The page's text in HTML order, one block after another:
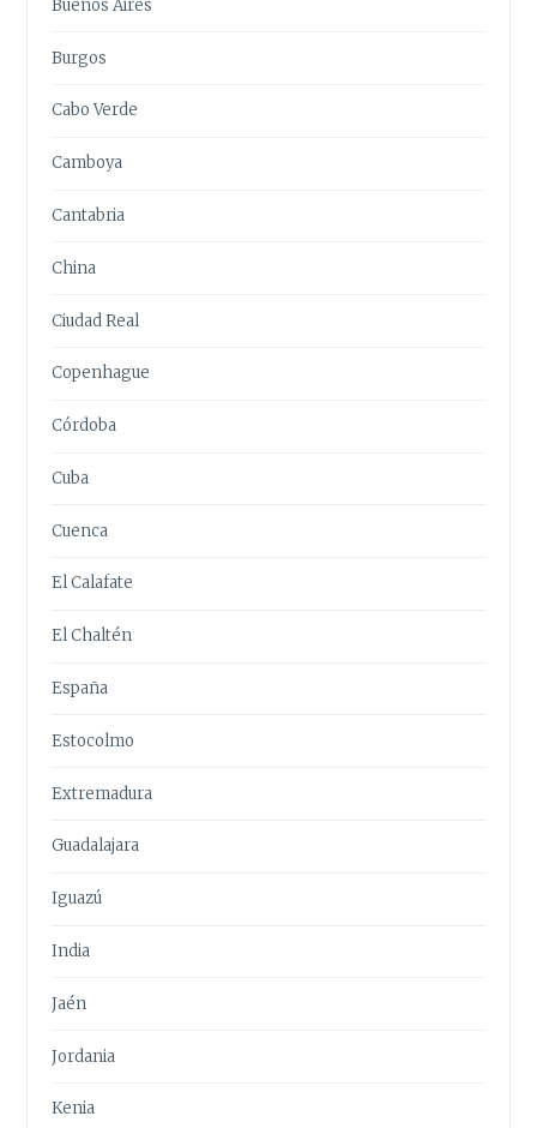
Buenos Aires
Burgos
Cabo Verde
Camboya
Cantabria
China
Ciudad Real
Copenhague
Córdoba
Cuba
Cuenca
El Calafate
El Chaltén
España
Estocolmo
Extremadura
Guadalajara
Iguazú
India
Jaén
Jordania
Kenia